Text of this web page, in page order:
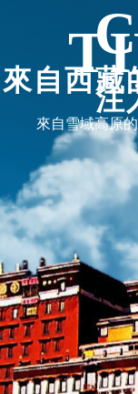
來自西藏
注
來自雪域高原